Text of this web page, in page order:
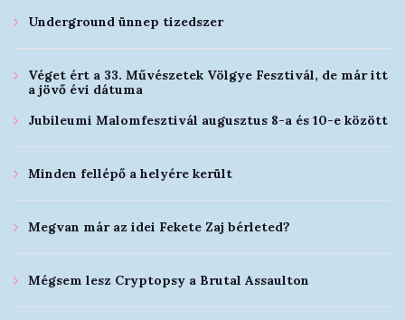
Underground ünnep tizedszer
Véget ért a 33. Művészetek Völgye Fesztivál, de már itt
a jövő évi dátuma
Jubileumi Malomfesztivál augusztus 8-a és 10-e között
Minden fellépő a helyére került
Megvan már az idei Fekete Zaj bérleted?
Mégsem lesz Cryptopsy a Brutal Assaulton